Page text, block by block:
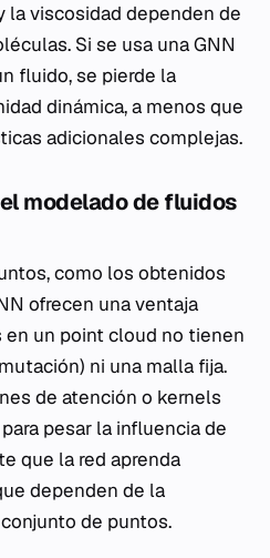
la viscosidad dependen de
Si se usa una GNN
fluido, se pierde la
dinámica, a menos que
adicionales complejas.
modelado de fluidos
como los obtenidos
ofrecen una ventaja
un point cloud no tienen
ni una malla fija.
de atención o kernels
pesar la influencia de
que la red aprenda
dependen de la
de puntos.